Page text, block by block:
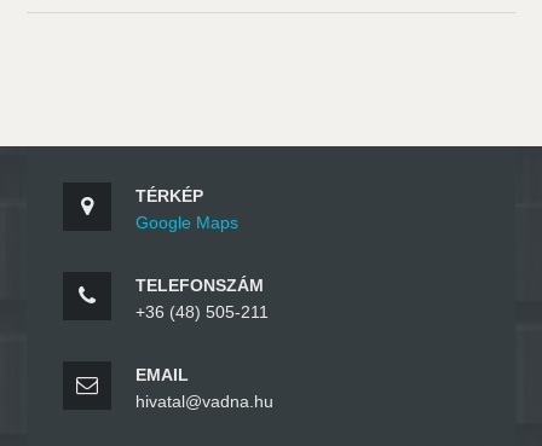
TÉRKÉP
Google Maps
TELEFONSZÁM
+36 (48) 505-211
EMAIL
hivatal@vadna.hu